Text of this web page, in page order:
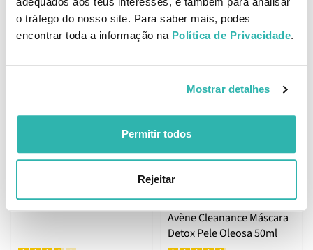
o tráfego do nosso site. Para saber mais, podes
encontrar toda a informação na Política de Privacidade.
Mostrar detalhes
Permitir todos
Rejeitar
ADICIONAR ADICIONAR
Garnier Máscara de Tecido
Aloe Hialurónico CryoJelly
Anti-Fadiga 27g
Avène Cleanance Máscara
Detox Pele Oleosa 50ml